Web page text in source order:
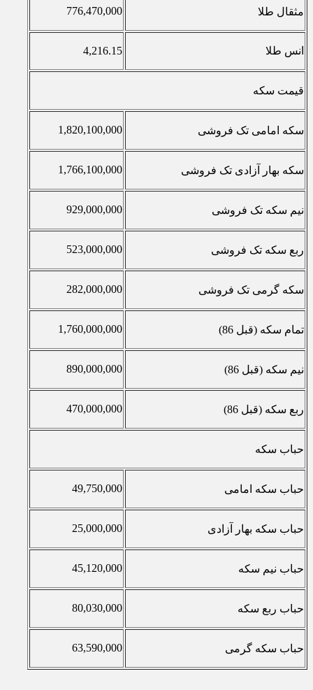
مثقال طلا 776,470,000
انس طلا 4,216.15
قیمت سکه
سکه امامی تک فروشی 1,820,100,000
سکه بهار آزادی تک فروشی 1,766,100,000
نیم سکه تک فروشی 929,000,000
ربع سکه تک فروشی 523,000,000
سکه گرمی تک فروشی 282,000,000
تمام سکه (قبل 86) 1,760,000,000
نیم سکه (قبل 86) 890,000,000
ربع سکه (قبل 86) 470,000,000
حباب سکه
حباب سکه امامی 49,750,000
حباب سکه بهار آزادی 25,000,000
حباب نیم سکه 45,120,000
حباب ربع سکه 80,030,000
حباب سکه گرمی 63,590,000